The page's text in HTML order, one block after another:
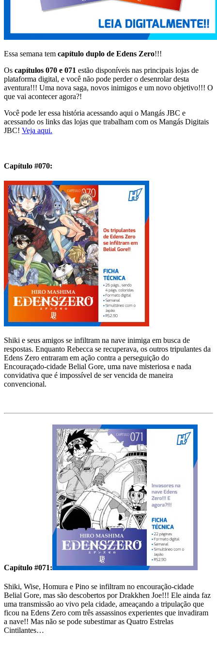
Essa semana tem capítulo duplo de Edens Zero!!!
Os capítulos 070 e 071 estão disponíveis nas principais lojas de
plataforma digital, e você não pode perder o desenrolar desta
aventura!!! Uma nova saga, novos inimigos e um novo objetivo!!! O
que vai acontecer agora?!
Você pode ler essa história acessando aqui o Mangás JBC e
acessando os links das lojas que trabalham com os Mangás Digitais
JBC! Veja aqui.
Capítulo #070:
Shiki e seus amigos se infiltram na nave inimiga em busca de
respostas. Enquanto Rebecca se recuperava, os outros tripulantes da
Edens Zero entraram em ação contra a perseguição do
Encouraçado-cidade Belial Gore, uma nave misteriosa e nada
convidativa que é impossível de ser vencida de maneira
convencional.
Capítulo #071:
Shiki, Wise, Homura e Pino se infiltram no encouração-cidade
Belial Gore, mas são descobertos por Drakkhen Joe!!! Ele ainda faz
uma transmissão ao vivo pela cidade, ameaçando a tripulação que
ficou na Edens Zero com três assassinos experientes que invadiram
a nave!! Mas não se pode subestimar as Quatro Estrelas
Cintilantes…